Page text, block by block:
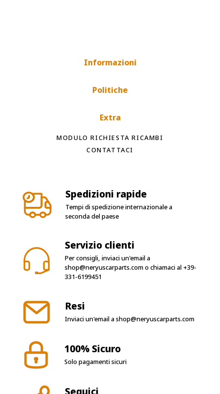
Informazioni
Politiche
Extra
MODULO RICHIESTA RICAMBI
CONTATTACI
Spedizioni rapide
Tempi di spedizione internazionale a
seconda del paese
Servizio clienti
Per consigli, inviaci un'email a
shop@neryuscarparts.como chiamaci al +39-
331-6199451
Resi
Inviaci un'email ashop@neryuscarparts.com
100% Sicuro
Solo pagamenti sicuri
Seguici